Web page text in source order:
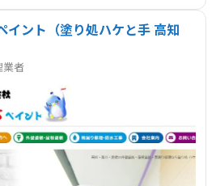
イント（塗り処ハケと手 高知
業者